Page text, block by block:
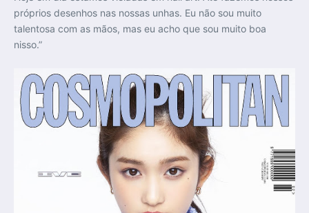
próprios desenhos nas nossas unhas. Eu não sou muito
talentosa com as mãos, mas eu acho que sou muito boa
nisso.”